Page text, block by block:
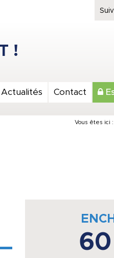
Actualités Contact
Vous êtes ici :